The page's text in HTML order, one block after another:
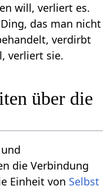
will, verliert es.
das man nicht
verdirbt
verliert sie.
über die
und
die Verbindung
Einheit von Selbst